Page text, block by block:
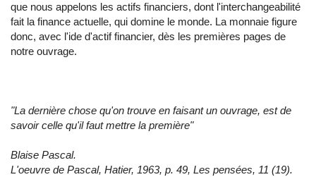
que nous appelons les actifs financiers, dont l'interchangeabilité
fait la finance actuelle, qui domine le monde. La monnaie figure
donc, avec l'ide d'actif financier, dès les premières pages de
notre ouvrage.
"La dernière chose qu'on trouve en faisant un ouvrage, est de
savoir celle qu'il faut mettre la première"
Blaise Pascal.
L'oeuvre de Pascal, Hatier, 1963, p. 49, Les pensées, 11 (19).